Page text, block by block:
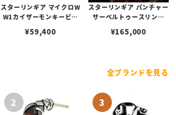
スターリンギア マイクロW
W1カイザーモンキービー
¥59,400
スターリンギア パンチャー
サーベルトゥースリング
¥165,000
全ブランドを見る